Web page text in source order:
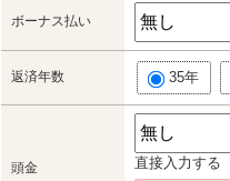
ボーナス払い
返済年数 35年
頭金 直接入力する